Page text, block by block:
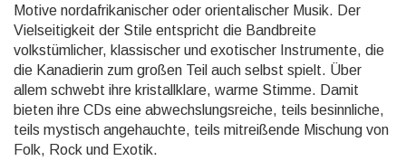
Motive nordafrikanischer oder orientalischer Musik. Der
Vielseitigkeit der Stile entspricht die Bandbreite
volkstümlicher, klassischer und exotischer Instrumente, die
die Kanadierin zum großen Teil auch selbst spielt. Über
allem schwebt ihre kristallklare, warme Stimme. Damit
bieten ihre CDs eine abwechslungsreiche, teils besinnliche,
teils mystisch angehauchte, teils mitreißende Mischung von
Folk, Rock und Exotik.